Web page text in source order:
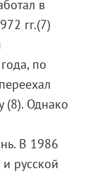
в
гг.(7)
по
(8). Однако
В 1986
русской